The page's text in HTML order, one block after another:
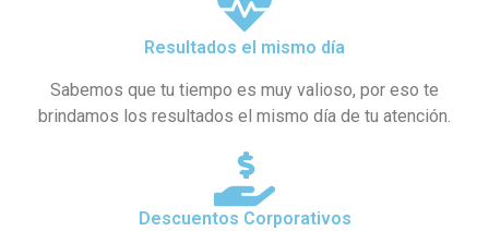
Resultados el mismo día
Sabemos que tu tiempo es muy valioso, por eso te
brindamos los resultados el mismo día de tu atención.
Descuentos Corporativos